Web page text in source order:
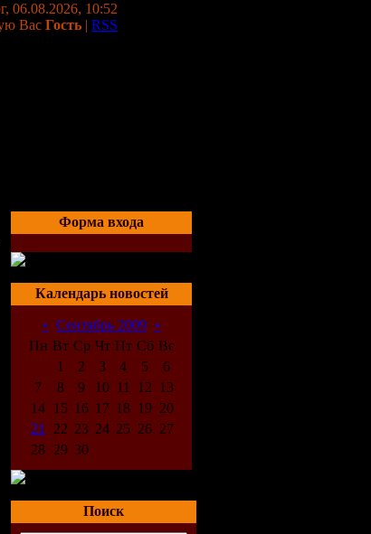
06.08.2026, 10:52
Вас Гость | RSS
Форма входа
Календарь новостей
« Сентябрь 2009 »
Пн Вт Ср Чт Пт Сб Вс
1
2 3 4 5
6
7
8 9 10 11 12
13
14
15 16 17 18 19 20
21
22 23 24 25 26 27
28 29 30
Поиск